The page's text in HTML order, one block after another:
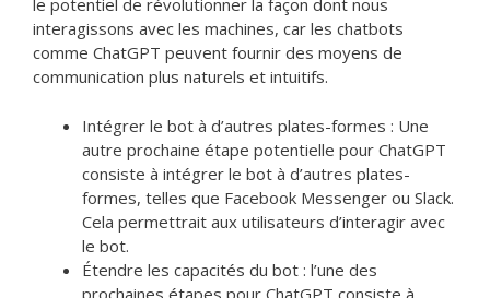
le potentiel de révolutionner la façon dont nous
interagissons avec les machines, car les chatbots
comme ChatGPT peuvent fournir des moyens de
communication plus naturels et intuitifs.
Intégrer le bot à d’autres plates-formes : Une
autre prochaine étape potentielle pour ChatGPT
consiste à intégrer le bot à d’autres plates-
formes, telles que Facebook Messenger ou Slack.
Cela permettrait aux utilisateurs d’interagir avec
le bot.
Étendre les capacités du bot : l’une des
prochaines étapes pour ChatGPT consiste à